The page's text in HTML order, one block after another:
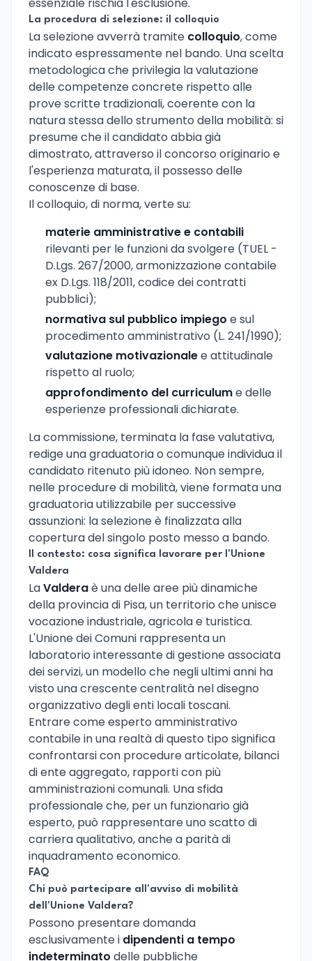
La procedura di selezione: il colloquio
La selezione avverrà tramite colloquio, come
indicato espressamente nel bando. Una scelta
metodologica che privilegia la valutazione
delle competenze concrete rispetto alle
prove scritte tradizionali, coerente con la
natura stessa dello strumento della mobilità: si
presume che il candidato abbia già
dimostrato, attraverso il concorso originario e
l'esperienza maturata, il possesso delle
conoscenze di base.
Il colloquio, di norma, verte su:
materie amministrative e contabili
rilevanti per le funzioni da svolgere (TUEL -
D.Lgs. 267/2000, armonizzazione contabile
ex D.Lgs. 118/2011, codice dei contratti
pubblici);
normativa sul pubblico impiego e sul
procedimento amministrativo (L. 241/1990);
valutazione motivazionalee attitudinale
rispetto al ruolo;
approfondimento del curriculume delle
esperienze professionali dichiarate.
La commissione, terminata la fase valutativa,
redige una graduatoria o comunque individua il
candidato ritenuto più idoneo. Non sempre,
nelle procedure di mobilità, viene formata una
graduatoria utilizzabile per successive
assunzioni: la selezione è finalizzata alla
copertura del singolo posto messo a bando.
Il contesto: cosa significa lavorare per l'Unione
Valdera
LaValderaè una delle aree più dinamiche
della provincia di Pisa, un territorio che unisce
vocazione industriale, agricola e turistica.
L'Unione dei Comuni rappresenta un
laboratorio interessante di gestione associata
dei servizi, un modello che negli ultimi anni ha
visto una crescente centralità nel disegno
organizzativo degli enti locali toscani.
Entrare come esperto amministrativo
contabile in una realtà di questo tipo significa
confrontarsi con procedure articolate, bilanci
di ente aggregato, rapporti con più
amministrazioni comunali. Una sfida
professionale che, per un funzionario già
esperto, può rappresentare uno scatto di
carriera qualitativo, anche a parità di
inquadramento economico.
FAQ
Chi può partecipare all'avviso di mobilità
dell'Unione Valdera?
Possono presentare domanda
esclusivamente i dipendenti a tempo
indeterminato delle pubbliche